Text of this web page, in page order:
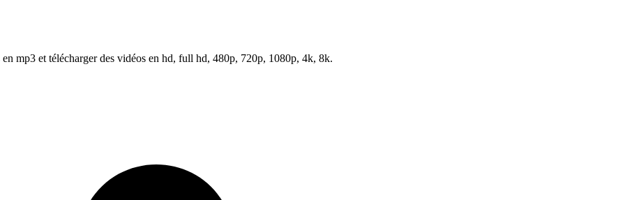
en mp3 et télécharger des vidéos en hd, full hd, 480p, 720p, 1080p, 4k, 8k.